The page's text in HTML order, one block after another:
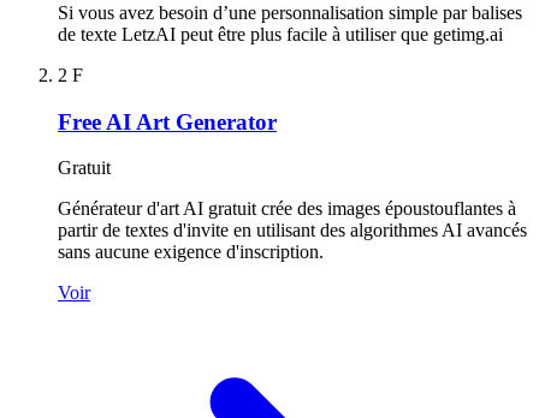
Si vous avez besoin d’une personnalisation simple par balises
de texte LetzAI peut être plus facile à utiliser que getimg.ai
2 F
Free AI Art Generator
Gratuit
Générateur d'art AI gratuit crée des images époustouflantes à
partir de textes d'invite en utilisant des algorithmes AI avancés
sans aucune exigence d'inscription.
Voir